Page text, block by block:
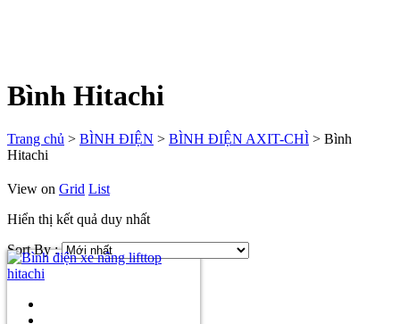
Bình Hitachi
Trang chủ > BÌNH ĐIỆN > BÌNH ĐIỆN AXIT-CHÌ > Bình
Hitachi
View on Grid List
Hiển thị kết quả duy nhất
Sort By :